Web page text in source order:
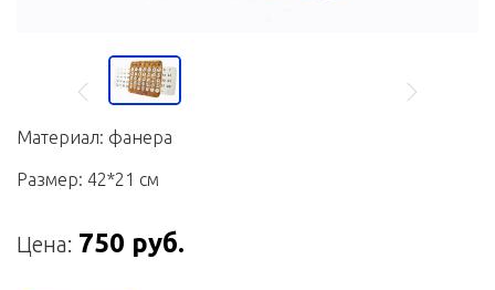
Материал: фанера
Размер: 42*21 см
Цена: 750 руб.